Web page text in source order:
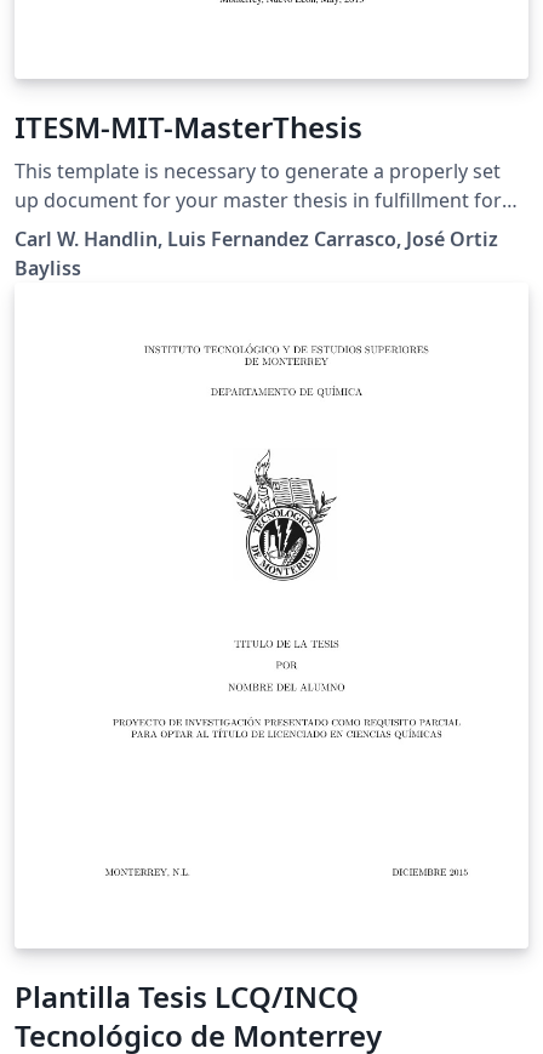
ITESM-MIT-MasterThesis
This template is necessary to generate a properly set
up document for your master thesis in fulfillment for
the degree of Master of Science in Intelligent Systems
at Tecnológico de Monterrey, Campus Monterrey.
Carl W. Handlin, Luis Fernandez Carrasco, José Ortiz
Bayliss
Plantilla Tesis LCQ/INCQ
Tecnológico de Monterrey